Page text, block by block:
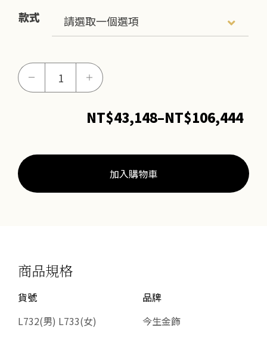
款式
－
女
＋
NT$43,148–NT$106,444價
範
圍
加入購物車
商品規格
貨號
L732(男) L733(女)
品牌
今生金飾